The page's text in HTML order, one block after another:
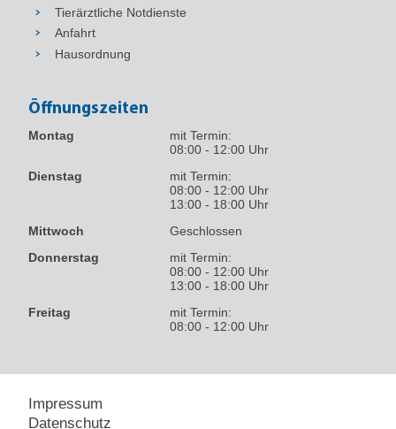
Tierärztliche Notdienste
Anfahrt
Hausordnung
Öffnungszeiten
Montag
mit Termin:
08:00 - 12:00 Uhr
Dienstag
mit Termin:
08:00 - 12:00 Uhr
13:00 - 18:00 Uhr
Mittwoch
Geschlossen
Donnerstag
mit Termin:
08:00 - 12:00 Uhr
13:00 - 18:00 Uhr
Freitag
mit Termin:
08:00 - 12:00 Uhr
Impressum
Datenschutz